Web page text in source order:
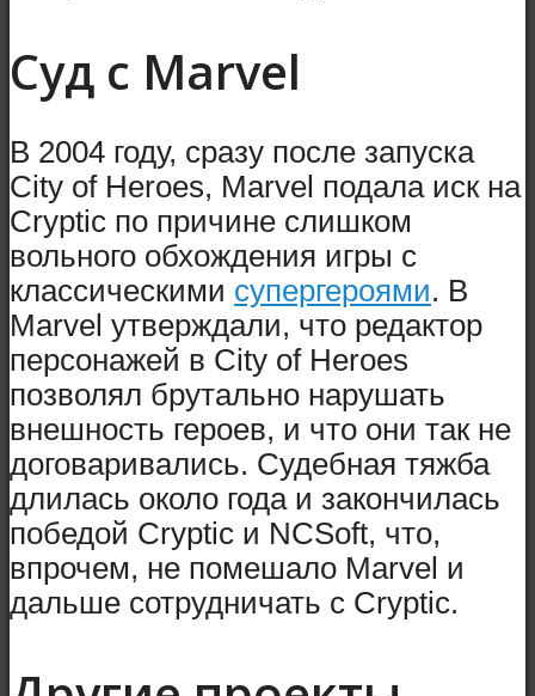
Суд с Marvel
В 2004 году, сразу после запуска
City of Heroes, Marvel подала иск на
Cryptic по причине слишком
вольного обхождения игры с
классическими супергероями. В
Marvel утверждали, что редактор
персонажей в City of Heroes
позволял брутально нарушать
внешность героев, и что они так не
договаривались. Судебная тяжба
длилась около года и закончилась
победой Cryptic и NCSoft, что,
впрочем, не помешало Marvel и
дальше сотрудничать с Cryptic.